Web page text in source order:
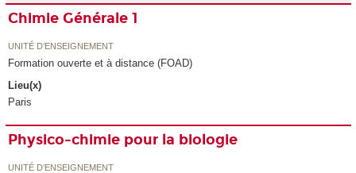
Chimie Générale 1
UNITÉ D’ENSEIGNEMENT
Formation ouverte et à distance (FOAD)
Lieu(x)
Paris
Physico-chimie pour la biologie
UNITÉ D’ENSEIGNEMENT